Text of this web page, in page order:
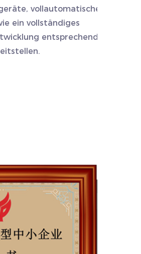
vollautomatische
ein vollständiges
entsprechend